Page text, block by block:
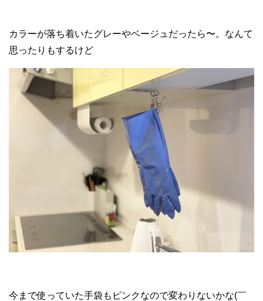
カラーが落ち着いたグレーやベージュだったら〜。なんて
思ったりもするけど
今まで使っていた手袋もピンクなので変わりないかな(￣